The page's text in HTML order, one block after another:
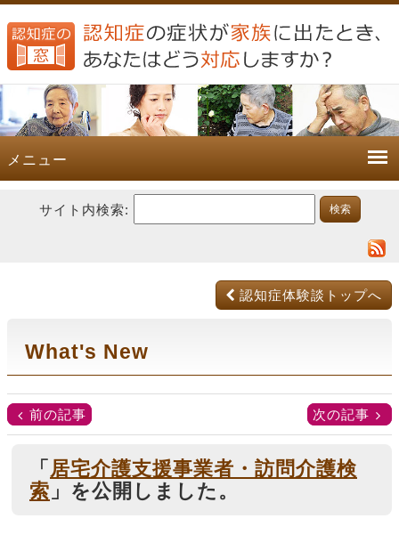
メニュー
サイト内検索:
認知症体験談トップへ
What's New
次の記事
前の記事
「 居宅介護支援事業者・訪問介護検
索 」を公開しました。